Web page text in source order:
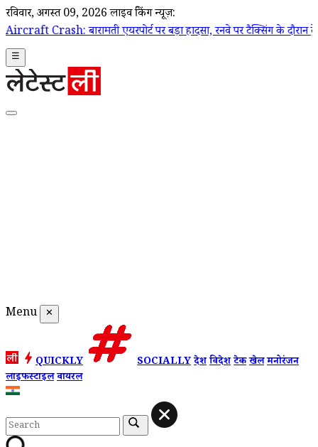
रविवार, अगस्त 09, 2026 लाइव ब्रेकिंग न्यूज़:
एयरपोर्ट पर बड़ा हादसा, रनवे पर टैक्सिंग के दौरान ट्रेनी
☰
Menu ✕
QUICKLY SOCIALLYदेशविदेशटेकखेलमनोरंजन
लाइफस्टाइलवायरल